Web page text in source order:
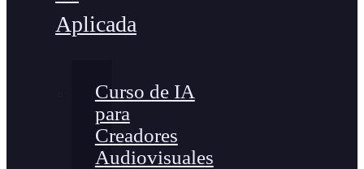
Aplicada
Curso de IA
para
Creadores
Audiovisuales